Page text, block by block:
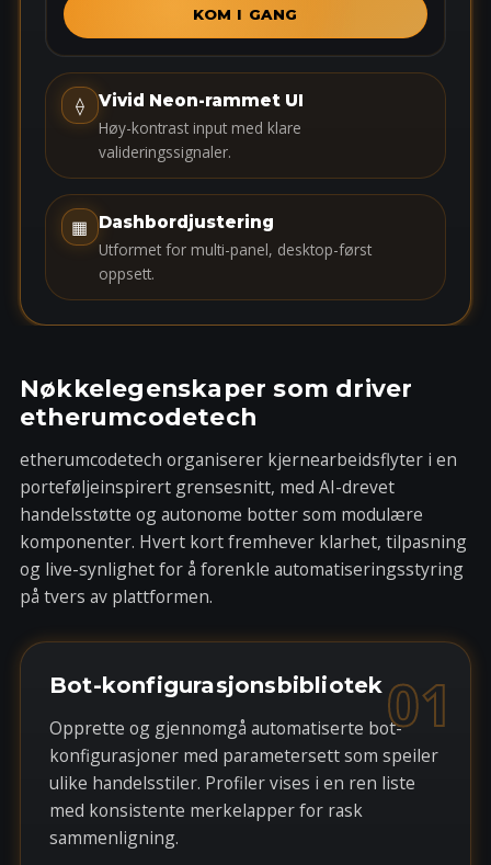
t
a
t
e
1
KOM I GANG
⟠
Vivid Neon-rammet UI
Høy-kontrast input med klare
valideringssignaler.
▦ Dashbordjustering
Utformet for multi-panel, desktop-først
oppsett.
Nøkkelegenskaper som driver
etherumcodetech
etherumcodetech organiserer kjernearbeidsflyter i en
porteføljeinspirert grensesnitt, med AI-drevet
handelsstøtte og autonome botter som modulære
komponenter. Hvert kort fremhever klarhet, tilpasning
og live-synlighet for å forenkle automatiseringsstyring
på tvers av plattformen.
01
Bot-konfigurasjonsbibliotek
Opprette og gjennomgå automatiserte bot-
konfigurasjoner med parametersett som speiler
ulike handelsstiler. Profiler vises i en ren liste
med konsistente merkelapper for rask
sammenligning.